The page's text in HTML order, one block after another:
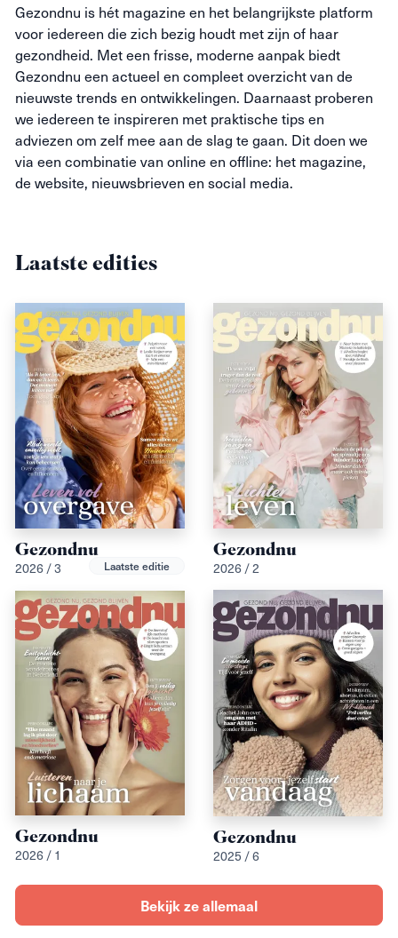
Gezondnu is hét magazine en het belangrijkste platform
voor iedereen die zich bezig houdt met zijn of haar
gezondheid. Met een frisse, moderne aanpak biedt
Gezondnu een actueel en compleet overzicht van de
nieuwste trends en ontwikkelingen. Daarnaast proberen
we iedereen te inspireren met praktische tips en
adviezen om zelf mee aan de slag te gaan. Dit doen we
via een combinatie van online en offline: het magazine,
de website, nieuwsbrieven en social media.
Laatste edities
Gezondnu
2026 / 3 Laatste editie
Gezondnu
2026 / 2
Gezondnu
2026 / 1
Gezondnu
2025 / 6
Bekijk ze allemaal